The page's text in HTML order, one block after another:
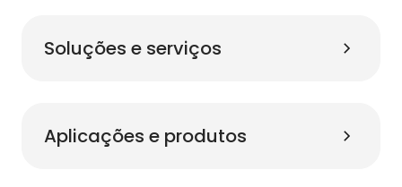
Soluções e serviços
Aplicações e produtos